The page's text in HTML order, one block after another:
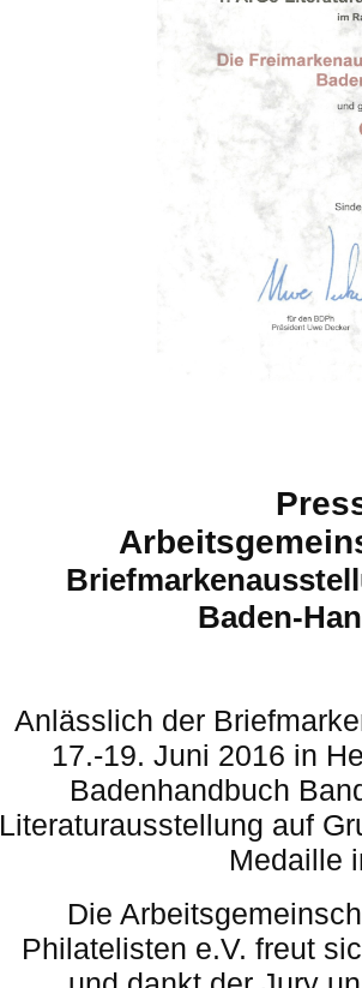
Baden-
Anlässlich der
17.-19. Juni 2016 in
Badenhandbuch
Literaturausstellung auf
Medaille
Die
Philatelisten e.V. freut